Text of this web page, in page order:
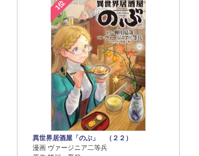
1位
異世界居酒屋「のぶ」 （２２）
漫画 ヴァージニア二等兵